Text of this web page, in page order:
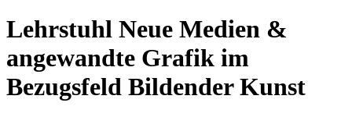
Lehrstuhl Neue Medien &
angewandte Grafik im
Bezugsfeld Bildender Kunst